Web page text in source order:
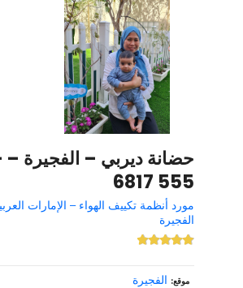
555 6817
مورد أنظمة تكييف الهواء – الإمارات
الفجيرة
موقع الفجيرة